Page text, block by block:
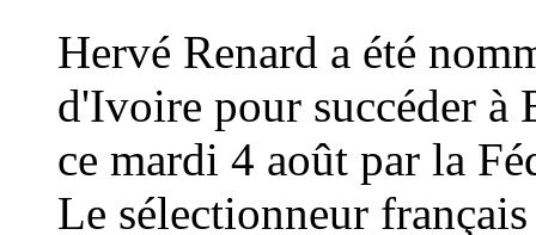
Hervé Renard a été
d'Ivoire pour succéder à
ce mardi 4 août par la
Le sélectionneur